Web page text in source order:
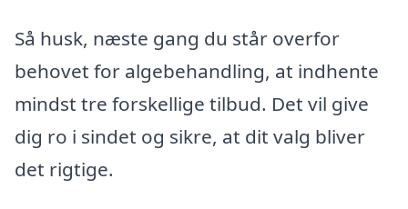
Så husk, næste gang du står overfor
behovet for algebehandling, at indhente
mindst tre forskellige tilbud. Det vil give
dig ro i sindet og sikre, at dit valg bliver
det rigtige.